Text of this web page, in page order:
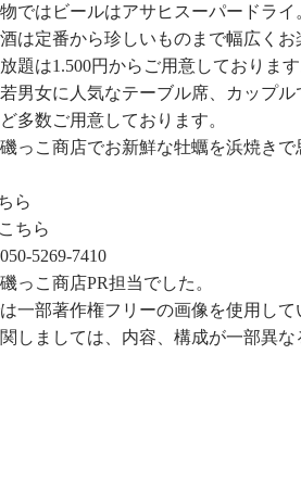
ではビールはアサヒスーパードライ
は定番から珍しいものまで幅広くお
題は1.500円からご用意しております
男女に人気なテーブル席、カップ
多数ご用意しております。
っこ商店でお新鮮な牡蠣を浜焼きで
ら
こちら
050-5269-7410
っこ商店PR担当でした。
一部著作権フリーの画像を使用して
しましては、内容、構成が一部異な